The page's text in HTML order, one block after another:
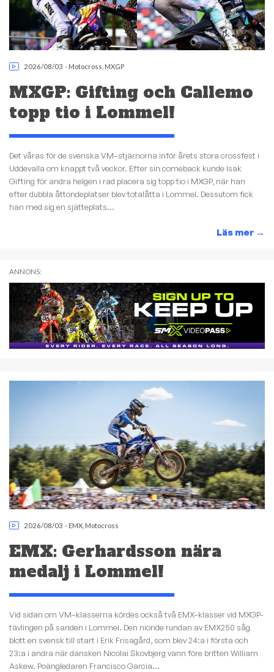
2026/08/03 - Motocross MXGP
MXGP: Gifting och Callemo
topp tio i Lommel!
Det våras för de svenska VM–stjärnorna inför årets stora crossfest i
Uddevalla om knappt två veckor. Efter sin comeback kunde Isak
Gifting för andra helgen i rad placera sig topp tio i MXGP, när han
efter dubbla åttondeplatser blev totalåtta i Lommel. Dessutom fick
han med sig en sjätteplats...
Läs mer →
ANNONS:
2026/08/03 - EMX Motocross
EMX: Gerhardsson nära
medalj i Lommel!
Vid sidan om VM–klasserna kördes också två EMX–klasser vid MXGP-
tävlingen på sanden i Lommel. Den nionde rundan av EMX250 såg
blott en svensk till start i Erik Frisagård, som blev 24:a i första och
23:a i andra när dansken Nicolai Skovbjerg vann före britten William
Askew. Poängledaren Francisco Garcia...